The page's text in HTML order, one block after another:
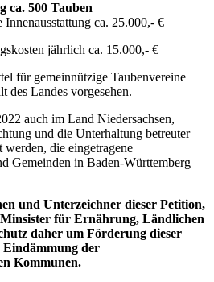
ca. 500 Tauben
ca. 25.000,- €
jährlich ca. 15.000,- €
für gemeinnützige Taubenvereine
des Landes vorgesehen.
auch im Land Niedersachsen,
und die Unterhaltung betreuter
werden, die eingetragene
Gemeinden in Baden-Württemberg
und Unterzeichner dieser Petition,
Minsister für Ernährung, Ländlichen
daher um Förderung dieser
der
Kommunen.